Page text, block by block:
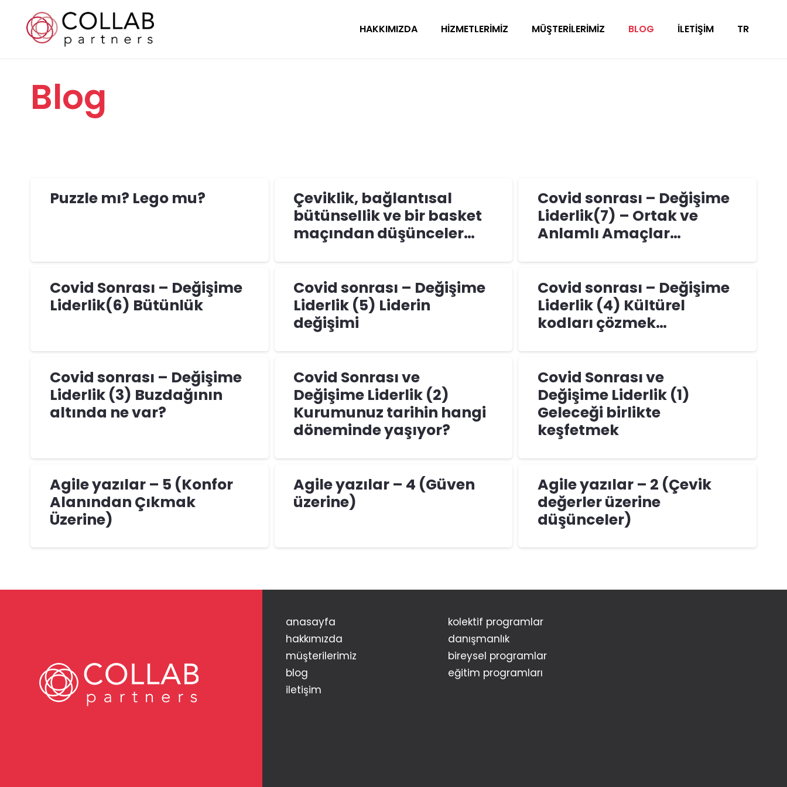
HAKKIMIZDA HIZMETLERIMIZ MÜŞTERILERIMIZ BLOG İLETIŞIM TR
Blog
Puzzle mı? Lego mu?
Çeviklik, bağlantısal
bütünsellik ve bir basket
maçından düşünceler…
Covid sonrası – Değişime
Liderlik(7) – Ortak ve
Anlamlı Amaçlar…
Covid Sonrası – Değişime
Liderlik(6) Bütünlük
Covid sonrası – Değişime
Liderlik (5) Liderin
değişimi
Covid sonrası – Değişime
Liderlik (4) Kültürel
kodları çözmek…
Covid sonrası – Değişime
Liderlik (3) Buzdağının
altında ne var?
Covid Sonrası ve
Değişime Liderlik (2)
Kurumunuz tarihin hangi
döneminde yaşıyor?
Covid Sonrası ve
Değişime Liderlik (1)
Geleceği birlikte
keşfetmek
Agile yazılar – 5 (Konfor
Alanından Çıkmak
Üzerine)
Agile yazılar – 4 (Güven
üzerine)
Agile yazılar – 2 (Çevik
değerler üzerine
düşünceler)
anasayfa
hakkımızda
müşterilerimiz
blog
i̇letişim
kolektif programlar
danışmanlık
bireysel programlar
eğitim programları